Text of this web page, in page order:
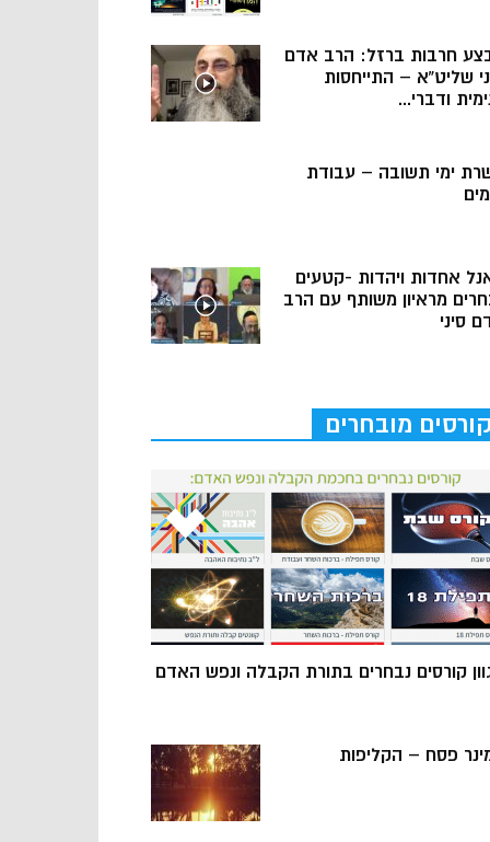
חרבות ברזל: הרב אדם
שליט”א – התייחסות
ודברי...
ימי תשובה – עבודת
אחדות ויהדות -קטעים
מראיון משותף עם הרב
סיני
קורסים מובחרים
קורסים נבחרים בתורת הקבלה ונפש האדם
פסח – הקליפות